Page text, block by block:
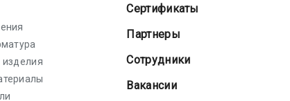
Cертификаты
Партнеры
Сотрудники
Вакансии